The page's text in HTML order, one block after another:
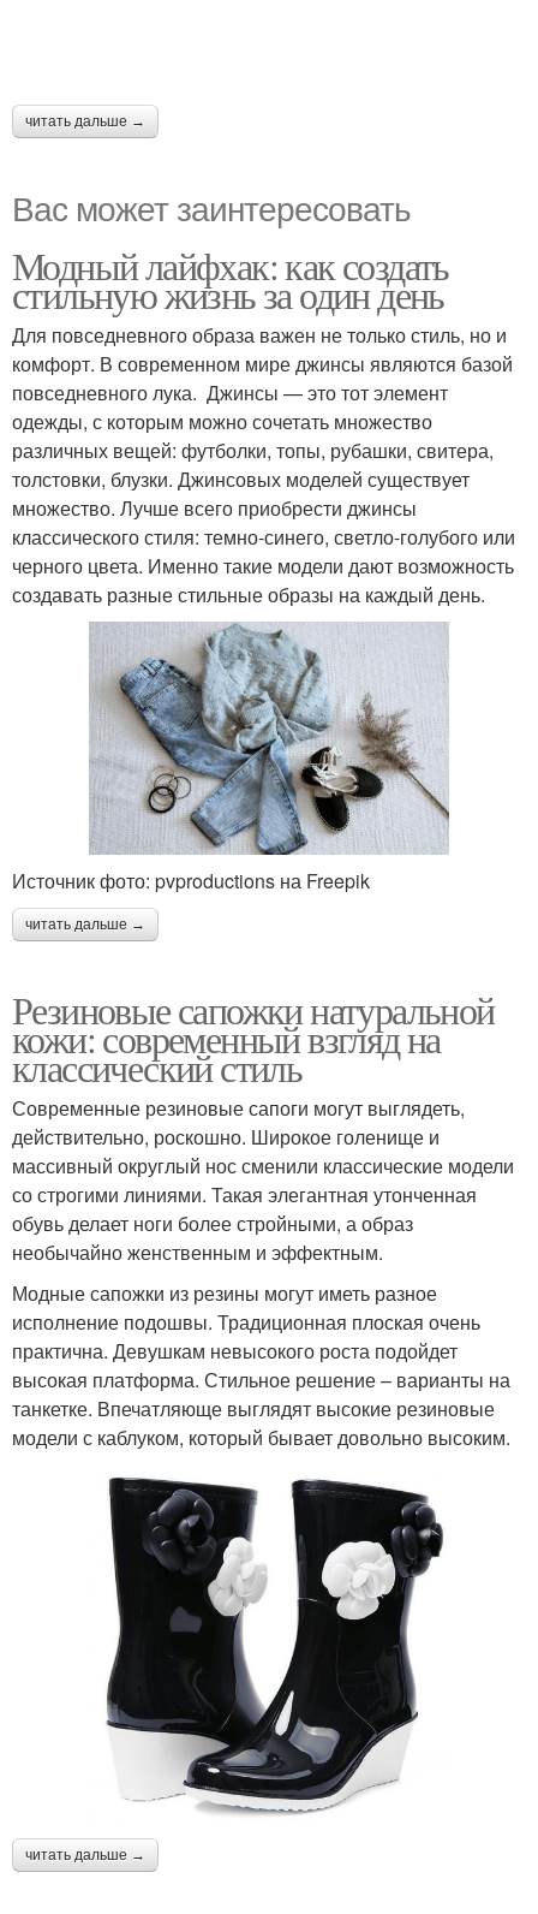
читать дальше →
Вас может заинтересовать
Модный лайфхак: как создать
стильную жизнь за один день
Для повседневного образа важен не только стиль, но и
комфорт. В современном мире джинсы являются базой
повседневного лука. Джинсы — это тот элемент
одежды, с которым можно сочетать множество
различных вещей: футболки, топы, рубашки, свитера,
толстовки, блузки. Джинсовых моделей существует
множество. Лучше всего приобрести джинсы
классического стиля: темно-синего, светло-голубого или
черного цвета. Именно такие модели дают возможность
создавать разные стильные образы на каждый день.
Источник фото: pvproductions на Freepik
читать дальше →
Резиновые сапожки натуральной
кожи: современный взгляд на
классический стиль
Современные резиновые сапоги могут выглядеть,
действительно, роскошно. Широкое голенище и
массивный округлый нос сменили классические модели
со строгими линиями. Такая элегантная утонченная
обувь делает ноги более стройными, а образ
необычайно женственным и эффектным.
Модные сапожки из резины могут иметь разное
исполнение подошвы. Традиционная плоская очень
практична. Девушкам невысокого роста подойдет
высокая платформа. Стильное решение – варианты на
танкетке. Впечатляюще выглядят высокие резиновые
модели с каблуком, который бывает довольно высоким.
читать дальше →